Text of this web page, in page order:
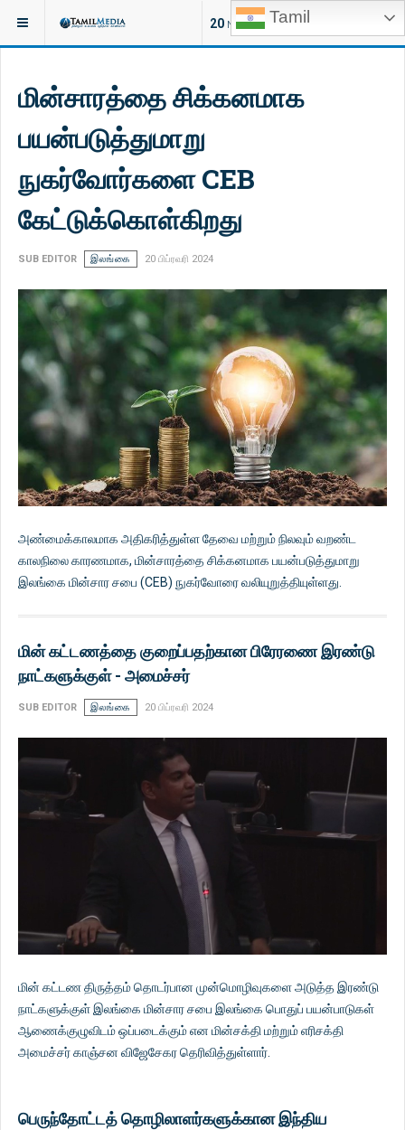
Tamil
20 NEW ARTICLES
இருக்குமிடம்: செய்திகள்
மின்சாரத்தை சிக்கனமாக
பயன்படுத்துமாறு
நுகர்வோர்களை CEB
கேட்டுக்கொள்கிறது
SUB EDITOR இலங்கை 20 பிப்ரவரி 2024
அண்மைக்காலமாக அதிகரித்துள்ள தேவை மற்றும் நிலவும் வறண்ட
காலநிலை காரணமாக, மின்சாரத்தை சிக்கனமாக பயன்படுத்துமாறு
இலங்கை மின்சார சபை (CEB) நுகர்வோரை வலியுறுத்தியுள்ளது.
மின் கட்டணத்தை குறைப்பதற்கான பிரேரணை இரண்டு
நாட்களுக்குள் - அமைச்சர்
SUB EDITOR இலங்கை 20 பிப்ரவரி 2024
மின் கட்டண திருத்தம் தொடர்பான முன்மொழிவுகளை அடுத்த இரண்டு
நாட்களுக்குள் இலங்கை மின்சார சபை இலங்கை பொதுப் பயன்பாடுகள்
ஆணைக்குழுவிடம் ஒப்படைக்கும் என மின்சக்தி மற்றும் எரிசக்தி
அமைச்சர் காஞ்சன விஜேசேகர தெரிவித்துள்ளார்.
பெருந்தோட்டத் தொழிலாளர்களுக்கான இந்திய